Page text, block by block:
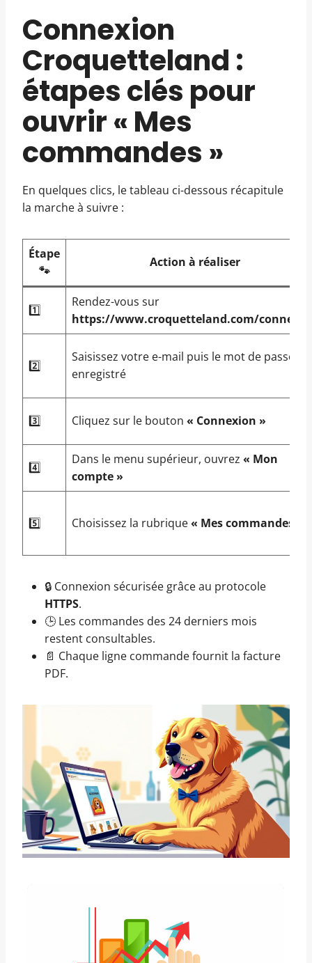
Connexion
Croquetteland :
étapes clés pour
ouvrir « Mes
commandes »
En quelques clics, le tableau ci-dessous récapitule
la marche à suivre :
Étape
🐾
Action à réaliser
1️⃣
Rendez-vous sur
https://www.croquetteland.com/
2️⃣
Saisissez votre e-mail puis le mot de passe
enregistré
3️⃣ Cliquez sur le bouton « Connexion »
4️⃣
Dans le menu supérieur, ouvrez « Mon
compte »
5️⃣ Choisissez la rubrique« Mes commandes »
🔒 Connexion sécurisée grâce au protocole
HTTPS.
🕒 Les commandes des 24 derniers mois
restent consultables.
📄 Chaque ligne commande fournit la facture
PDF.